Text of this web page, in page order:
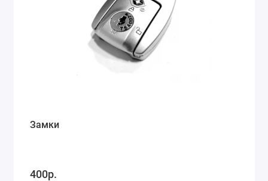
Замки
400р.